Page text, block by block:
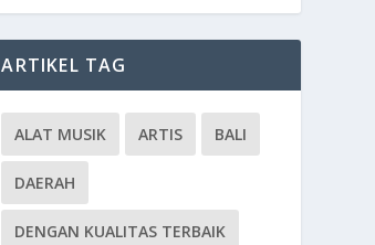
ARTIKEL TAG
ALAT MUSIK ARTIS BALI
DAERAH
DENGAN KUALITAS TERBAIK